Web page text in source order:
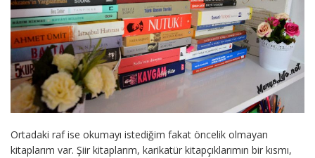
Ortadaki raf ise okumayı istediğim fakat öncelik olmayan
kitaplarım var. Şiir kitaplarım, karikatür kitapçıklarımın bir kısmı,